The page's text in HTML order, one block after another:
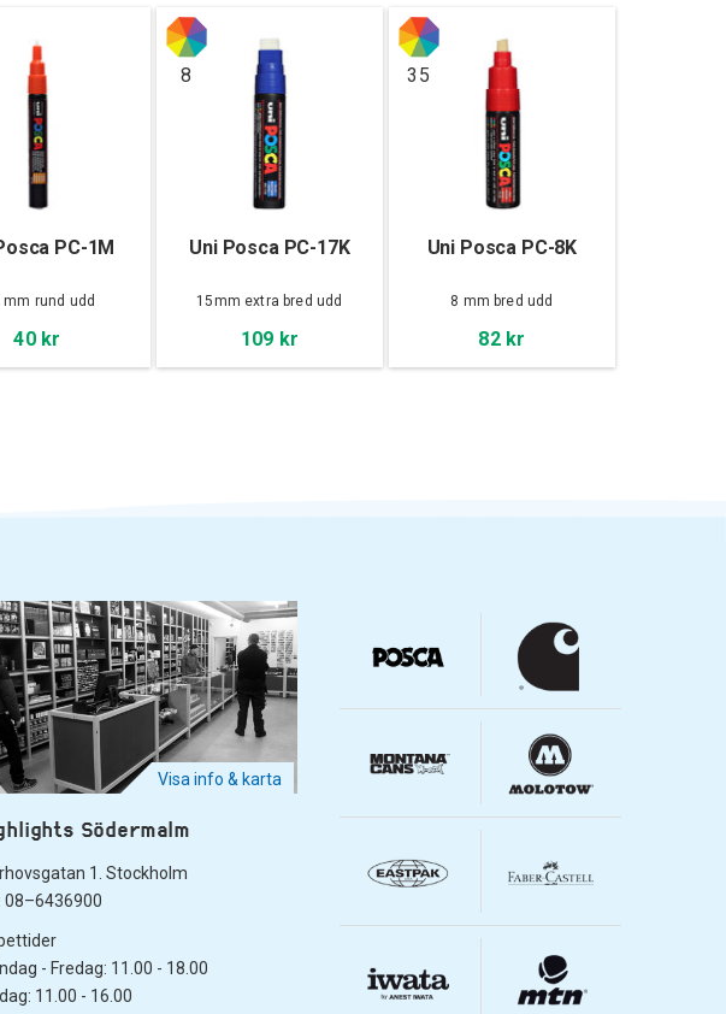
PC-1M
mm rund udd
40 kr
8
Uni Posca PC-17K
15mm extra bred udd
109 kr
35
Uni Posca PC-8K
8 mm bred udd
82 kr
Visa info & karta
Södermalm
1. Stockholm
08–6436900
- Fredag: 11.00 - 18.00
11.00 - 16.00